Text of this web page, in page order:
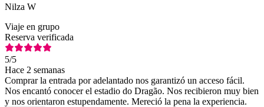
Nilza W
Viaje en grupo
Reserva verificada
5/5
Hace 2 semanas
Comprar la entrada por adelantado nos garantizó un acceso fácil.
Nos encantó conocer el estadio do Dragão. Nos recibieron muy bien
y nos orientaron estupendamente. Mereció la pena la experiencia.